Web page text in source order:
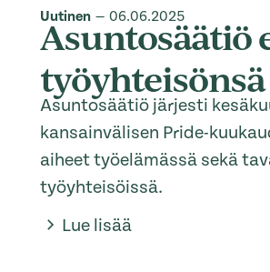
Uutinen — 06.06.2025
Asuntosäätiö
Asuntosäätiö järjesti
kansainvälisen Pride-
aiheet työelämässä sekä
työyhteisöissä.
Lue lisää